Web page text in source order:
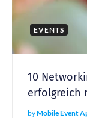
EVENTS
10
erfolgreich
byMobile Event